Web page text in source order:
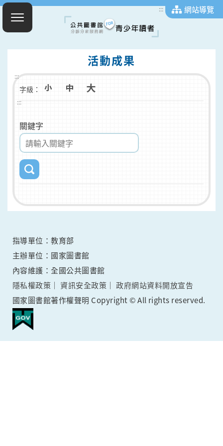
::: 網站導覽
活動成果
:::
字級：
:::
關鍵字
指導單位：教育部
主辦單位：國家圖書館
內容維護：全國公共圖書館
隱私權政策
資訊安全政策
政府網站資料開放宣告
國家圖書館著作權聲明 Copyright © All rights reserved.